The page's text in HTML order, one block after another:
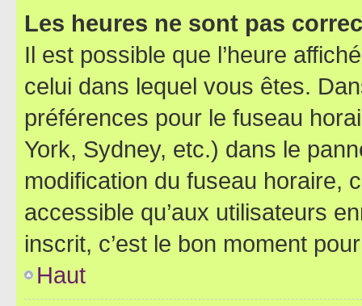
Les heures ne sont pas
Il est possible que l’heure
celui dans lequel vous êtes.
préférences pour le fuseau
York, Sydney, etc.) dans le
modification du fuseau horaire,
accessible qu’aux utilisateurs
inscrit, c’est le bon moment
Haut